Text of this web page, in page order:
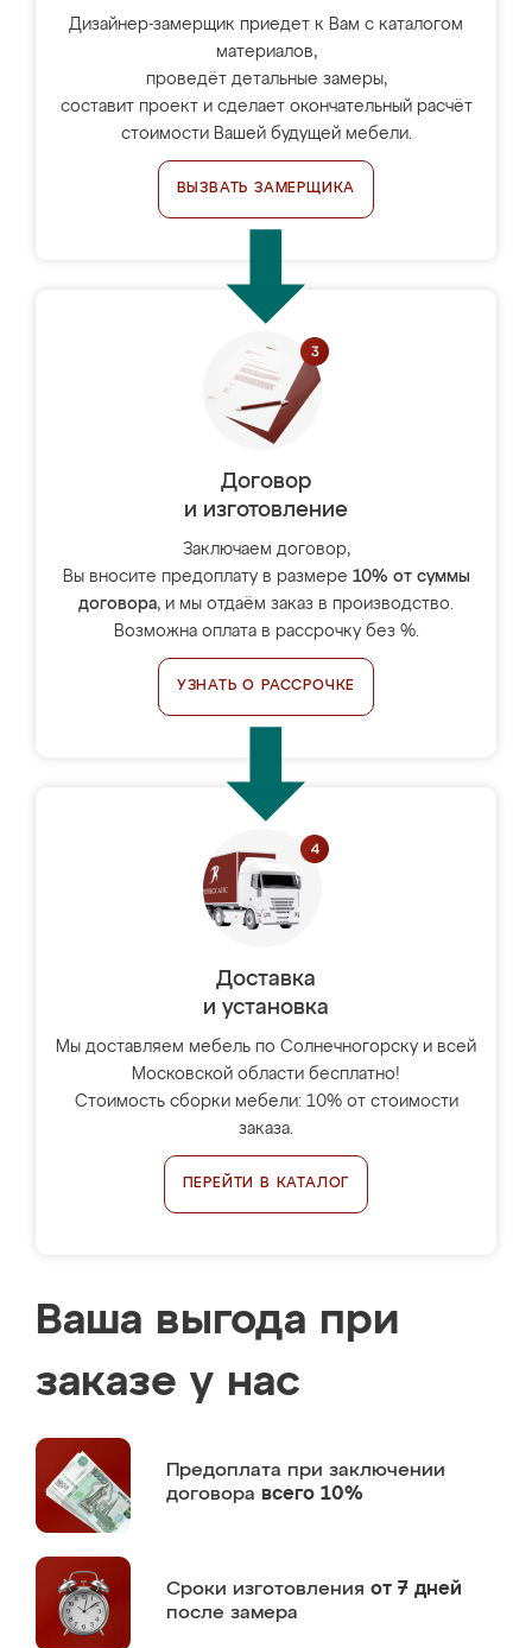
Дизайнер-замерщик приедет к Вам с каталогом
материалов,
проведёт детальные замеры,
составит проект и сделает окончательный расчёт
стоимости Вашей будущей мебели.
ВЫЗВАТЬ ЗАМЕРЩИКА
Договор
и изготовление
Заключаем договор,
Вы вносите предоплату в размере 10% от суммы
договора, и мы отдаём заказ в производство.
Возможна оплата в рассрочку без %.
УЗНАТЬ О РАССРОЧКЕ
Доставка
и установка
Мы доставляем мебель по Солнечногорску и всей
Московской области бесплатно!
Стоимость сборки мебели: 10% от стоимости
заказа.
ПЕРЕЙТИ В КАТАЛОГ
Ваша выгода при
заказе у нас
Предоплата при заключении
договора всего 10%
Сроки изготовления от 7 дней
после замера